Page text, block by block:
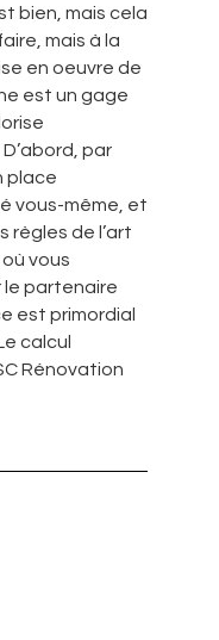
bien, mais cela
mais à la
en oeuvre de
est un gage
par
place
vous-même, et
règles de l’art
vous
le partenaire
est primordial
calcul
Rénovation